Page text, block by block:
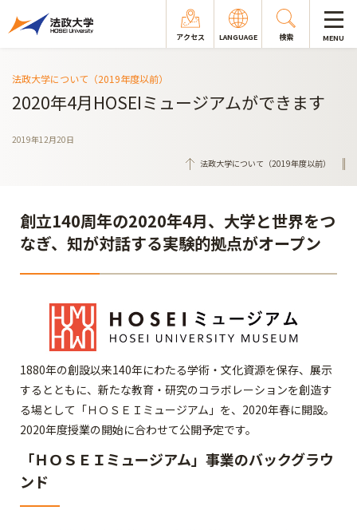
アクセス LANGUAGE 検索 MENU
法政大学について（2019年度以前）
2020年4月HOSEIミュージアムができます
2019年12月20日
法政大学について（2019年度以前）
創立140周年の2020年4月、大学と世界をつ
なぎ、知が対話する実験的拠点がオープン
1880年の創設以来140年にわたる学術・文化資源を保存、展示
するとともに、新たな教育・研究のコラボレーションを創造す
る場として「ＨＯＳＥＩミュージアム」を、2020年春に開設。
2020年度授業の開始に合わせて公開予定です。
「ＨＯＳＥＩミュージアム」事業のバックグラウ
ンド